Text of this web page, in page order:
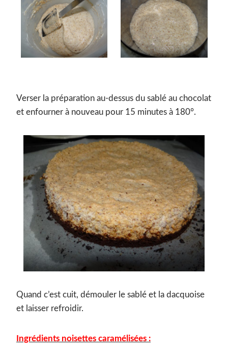
Verser la préparation au-dessus du sablé au chocolat
et enfourner à nouveau pour 15 minutes à 180°.
Quand c’est cuit, démouler le sablé et la dacquoise
et laisser refroidir.
Ingrédients noisettes caramélisées :